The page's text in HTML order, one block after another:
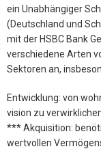
ein Unabhängiger
(Deutschland und
mit der HSBC Bank
verschiedene Arten
Sektoren an,
Entwicklung: von
vision zu
*** Akquisition:
wertvollen